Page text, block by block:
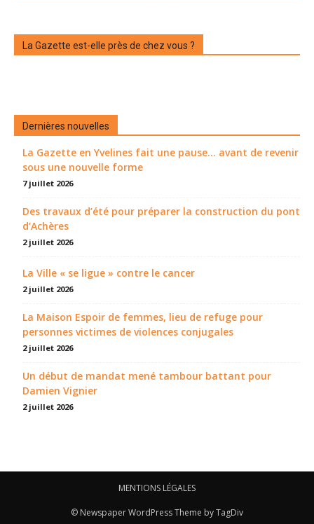
La Gazette est-elle près de chez vous ?
Dernières nouvelles
La Gazette en Yvelines fait une pause... avant de revenir
sous une nouvelle forme
7 juillet 2026
Des travaux d’été pour préparer la construction du pont
d’Achères
2 juillet 2026
La Ville « se ligue » contre le cancer
2 juillet 2026
La Maison Espoir de femmes, lieu de refuge pour
personnes victimes de violences conjugales
2 juillet 2026
Un début de mandat mené tambour battant pour
Damien Vignier
2 juillet 2026
MENTIONS LÉGALES
© Newspaper WordPress Theme by TagDiv